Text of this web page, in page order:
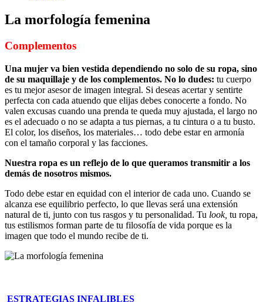
La morfología femenina
Complementos
Una mujer va bien vestida dependiendo no solo de su ropa, sino
de su maquillaje y de los complementos. No lo dudes: tu cuerpo
es tu mejor asesor de imagen integral. Si deseas acertar y sentirte
perfecta con cada atuendo que elijas debes conocerte a fondo. No
valen excusas cuando una prenda te queda muy ajustada, el largo no
es el adecuado o no se adapta a tus piernas, a tu cintura o a tu busto.
El color, los diseños, los materiales… todo debe estar en armonía
con el tamaño corporal y las facciones.
Nuestra ropa es un reflejo de lo que queramos transmitir a los
demás de nosotros mismos.
Todo debe estar en equidad con el interior de cada uno. Cuando se
alcanza ese equilibrio perfecto, lo que llevas será una extensión
natural de ti, junto con tus rasgos y tu personalidad. Tu look, tu ropa,
tus estilismos forman parte de tu filosofía de vida porque es la
imagen que todo el mundo recibe de ti.
ESTRATEGIAS INFALIBLES